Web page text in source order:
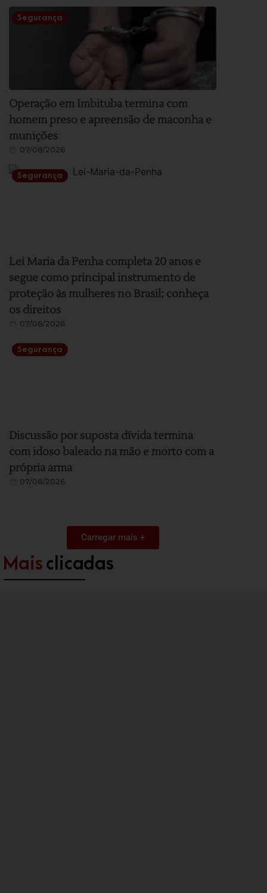
Segurança
Operação em Imbituba termina com
homem preso e apreensão de maconha e
munições
07/08/2026
Segurança
Lei Maria da Penha completa 20 anos e
segue como principal instrumento de
proteção às mulheres no Brasil; conheça
os direitos
07/08/2026
Segurança
Discussão por suposta dívida termina
com idoso baleado na mão e morto com a
própria arma
07/08/2026
Carregar mais +
Mais clicadas